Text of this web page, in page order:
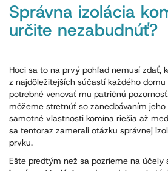
Správna izolácia
určite nezabudnúť?
Hoci sa to na prvý pohľad nemusí zdať,
z najdôležitejších súčastí každého
potrebné venovať mu patričnú
môžeme stretnúť so zanedbávaním
samotné vlastnosti komína riešia až
sa tentoraz zamerali otázku správnej
prvku.
Ešte predtým než sa pozrieme na účely